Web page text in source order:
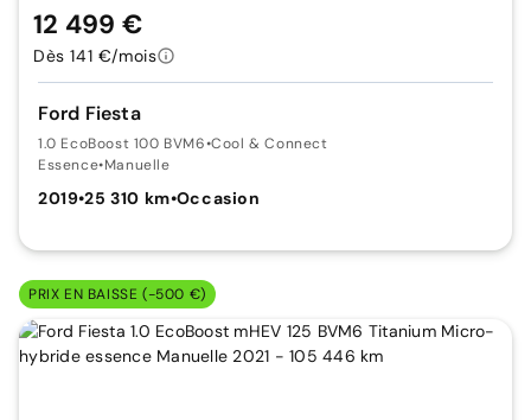
Ford Fiesta
1.0 EcoBoost 100 BVM6•Cool & Connect
Essence•Manuelle
2019•25 310 km•Occasion
12 499 €
Dès 141 €/mois
PRIX EN BAISSE (-500 €)